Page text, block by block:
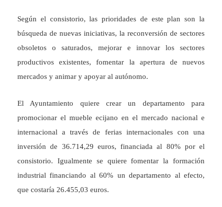
Según el consistorio, las prioridades de este plan son la
búsqueda de nuevas iniciativas, la reconversión de sectores
obsoletos o saturados, mejorar e innovar los sectores
productivos existentes, fomentar la apertura de nuevos
mercados y animar y apoyar al autónomo.
El Ayuntamiento quiere crear un departamento para
promocionar el mueble ecijano en el mercado nacional e
internacional a través de ferias internacionales con una
inversión de 36.714,29 euros, financiada al 80% por el
consistorio. Igualmente se quiere fomentar la formación
industrial financiando al 60% un departamento al efecto,
que costaría 26.455,03 euros.